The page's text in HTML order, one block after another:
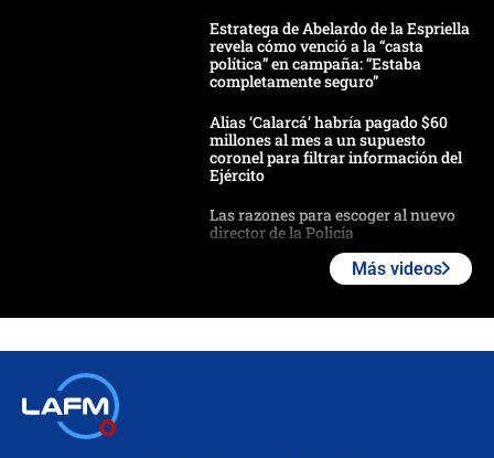
Estratega de Abelardo de la Espriella
revela cómo venció a la “casta
política” en campaña: “Estaba
completamente seguro”
Alias ‘Calarcá’ habría pagado $60
millones al mes a un supuesto
coronel para filtrar información del
Ejército
Las razones para escoger al nuevo
director de la Policía
Más videos